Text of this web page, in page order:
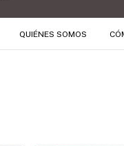
QUIÉNES SOMOS